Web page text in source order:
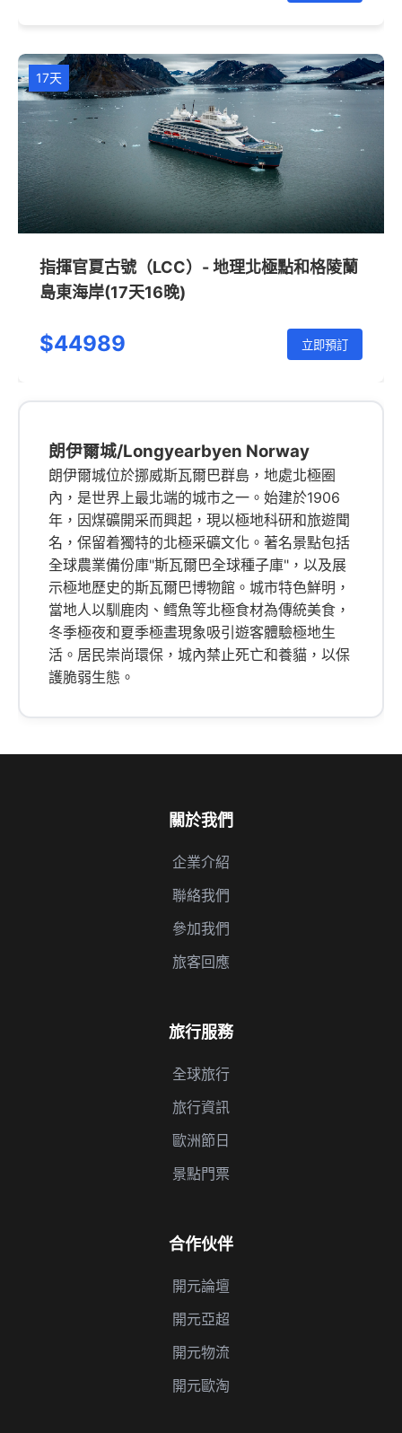
17天
指揮官夏古號（LCC）- 地理北極點和格陵蘭
島東海岸(17天16晚)
$44989 立即預訂
朗伊爾城/Longyearbyen Norway
朗伊爾城位於挪威斯瓦爾巴群島，地處北極圈
內，是世界上最北端的城市之一。始建於1906
年，因煤礦開采而興起，現以極地科研和旅遊聞
名，保留着獨特的北極采礦文化。著名景點包括
全球農業備份庫"斯瓦爾巴全球種子庫"，以及展
示極地歷史的斯瓦爾巴博物館。城市特色鮮明，
當地人以馴鹿肉、鳕魚等北極食材為傳統美食，
冬季極夜和夏季極晝現象吸引遊客體驗極地生
活。居民崇尚環保，城內禁止死亡和養貓，以保
護脆弱生態。
關於我們
企業介紹
聯絡我們
參加我們
旅客回應
旅行服務
全球旅行
旅行資訊
歐洲節日
景點門票
合作伙伴
開元論壇
開元亞超
開元物流
開元歐淘